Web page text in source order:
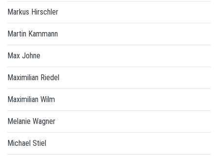
Markus Hirschler
Martin Kammann
Max Johne
Maximilian Riedel
Maximilian Wilm
Melanie Wagner
Michael Stiel